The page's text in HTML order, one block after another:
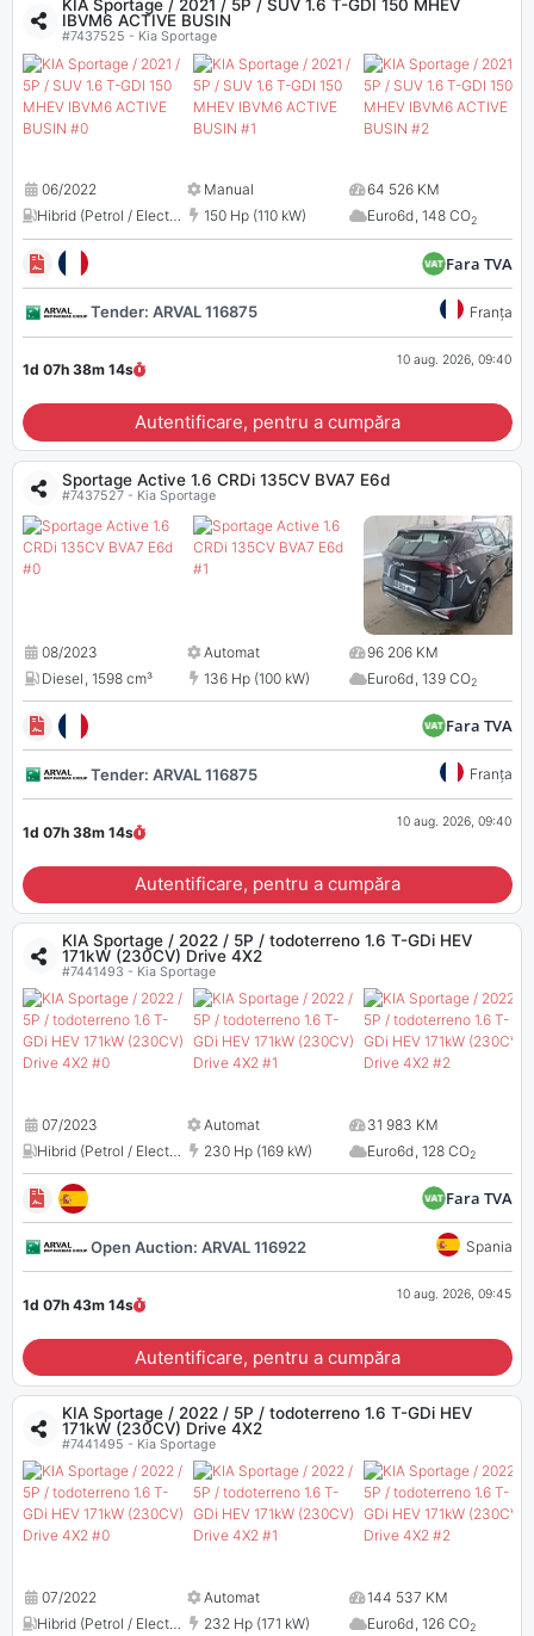
KIA Sportage / 2021 / 5P / SUV 1.6 T-GDI 150 MHEV
IBVM6 ACTIVE BUSIN
#7437525 - Kia Sportage
06/2022 Manual
64 526 KM
Hibrid (Petrol / Electric)
,1598 cm³
150 Hp (110 kW) Euro6d, 148 CO2
Fara TVA
Tender: ARVAL 116875 Franța
1d 07h 38m 13s
10 aug. 2026, 09:40
Autentificare, pentru a cumpăra
Sportage Active 1.6 CRDi 135CV BVA7 E6d
#7437527 - Kia Sportage
08/2023 Automat
96 206 KM
Diesel, 1598 cm³ 136 Hp (100 kW) Euro6d, 139 CO2
Fara TVA
Tender: ARVAL 116875 Franța
1d 07h 38m 13s
10 aug. 2026, 09:40
Autentificare, pentru a cumpăra
KIA Sportage / 2022 / 5P / todoterreno 1.6 T-GDi HEV
171kW (230CV) Drive 4X2
#7441493 - Kia Sportage
07/2023 Automat
31 983 KM
Hibrid (Petrol / Electric)
,1598 cm³
230 Hp (169 kW) Euro6d, 128 CO2
Fara TVA
Open Auction: ARVAL 116922 Spania
1d 07h 43m 13s
10 aug. 2026, 09:45
Autentificare, pentru a cumpăra
KIA Sportage / 2022 / 5P / todoterreno 1.6 T-GDi HEV
171kW (230CV) Drive 4X2
#7441495 - Kia Sportage
07/2022 Automat
144 537 KM
Hibrid (Petrol / Electric)
,1598 cm³
232 Hp (171 kW) Euro6d, 126 CO2